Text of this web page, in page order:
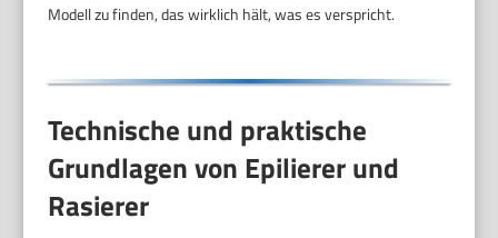
Modell zu finden, das wirklich hält, was es verspricht.
Technische und praktische
Grundlagen von Epilierer und
Rasierer